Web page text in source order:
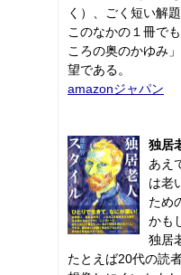
く）、ごく短い解
このなかの１冊で
ころの奥のかゆみ
望である。
amazonジャパン
独居
あえ
は老
ため
かも
独居
たとえば20代の読